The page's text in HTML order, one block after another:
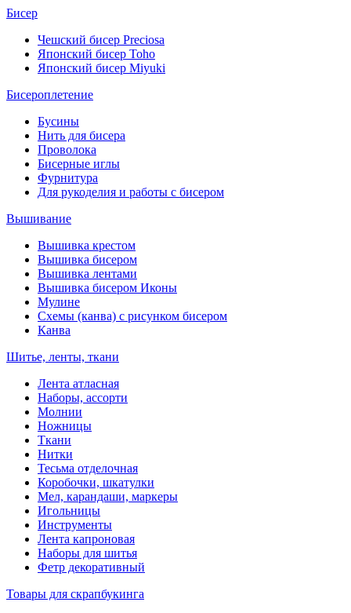
Бисер
Чешский бисер Preciosa
Японский бисер Toho
Японский бисер Miyuki
Бисероплетение
Бусины
Нить для бисера
Проволока
Бисерные иглы
Фурнитура
Для рукоделия и работы с бисером
Вышивание
Вышивка крестом
Вышивка бисером
Вышивка лентами
Вышивка бисером Иконы
Мулине
Схемы (канва) с рисунком бисером
Канва
Шитье, ленты, ткани
Лента атласная
Наборы, ассорти
Молнии
Ножницы
Ткани
Нитки
Тесьма отделочная
Коробочки, шкатулки
Мел, карандаши, маркеры
Игольницы
Инструменты
Лента капроновая
Наборы для шитья
Фетр декоративный
Товары для скрапбукинга